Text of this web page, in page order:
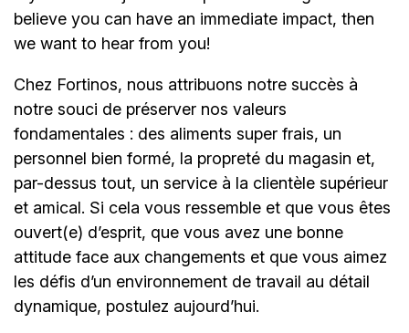
believe you can have an immediate impact, then
we want to hear from you!
Chez Fortinos, nous attribuons notre succès à
notre souci de préserver nos valeurs
fondamentales : des aliments super frais, un
personnel bien formé, la propreté du magasin et,
par-dessus tout, un service à la clientèle supérieur
et amical. Si cela vous ressemble et que vous êtes
ouvert(e) d’esprit, que vous avez une bonne
attitude face aux changements et que vous aimez
les défis d’un environnement de travail au détail
dynamique, postulez aujourd’hui.